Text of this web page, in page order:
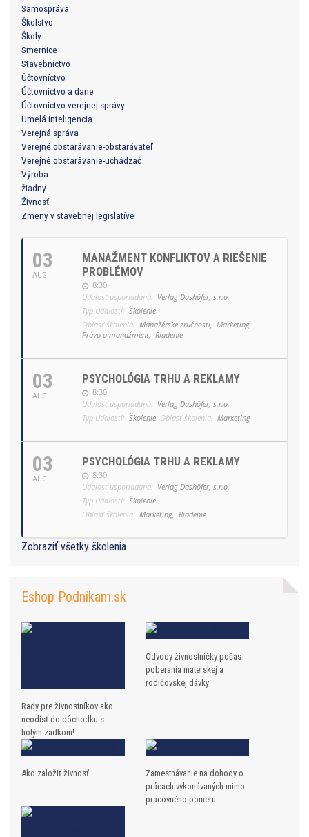
Samospráva
Školstvo
Školy
Smernice
Stavebníctvo
Účtovníctvo
Účtovníctvo a dane
Účtovníctvo verejnej správy
Umelá inteligencia
Verejná správa
Verejné obstarávanie-obstarávateľ
Verejné obstarávanie-uchádzač
Výroba
žiadny
Živnosť
Zmeny v stavebnej legislatíve
03
AUG
MANAŽMENT KONFLIKTOV A RIEŠENIE
PROBLÉMOV
8:30
Udalosť usporiadaná: Verlag Dashöfer, s.r.o.
Typ Udalosti: Školenie
Oblasť školenia: Manažérske zručnosti, Marketing,
Právo a manažment, Riadenie
03
AUG
PSYCHOLÓGIA TRHU A REKLAMY
8:30
Udalosť usporiadaná: Verlag Dashöfer, s.r.o.
Typ Udalosti: Školenie Oblasť školenia: Marketing
03
AUG
PSYCHOLÓGIA TRHU A REKLAMY
8:30
Udalosť usporiadaná: Verlag Dashöfer, s.r.o.
Typ Udalosti: Školenie
Oblasť školenia: Marketing, Riadenie
Zobraziť všetky školenia
Eshop Podnikam.sk
Rady pre živnostníkov ako
neodísť do dôchodku s
holým zadkom!
Odvody živnostníčky počas
poberania materskej a
rodičovskej dávky
Ako založiť živnosť
Zamestnávanie na dohody o
prácach vykonávaných mimo
pracovného pomeru